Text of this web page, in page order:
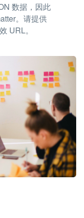
数据，因此
。请提供
URL。